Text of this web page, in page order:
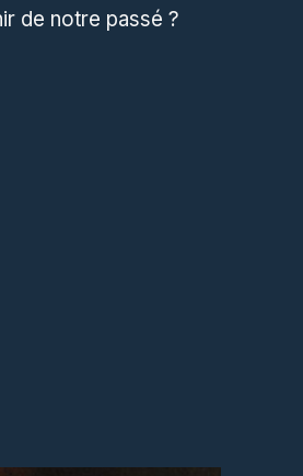
de notre passé ?